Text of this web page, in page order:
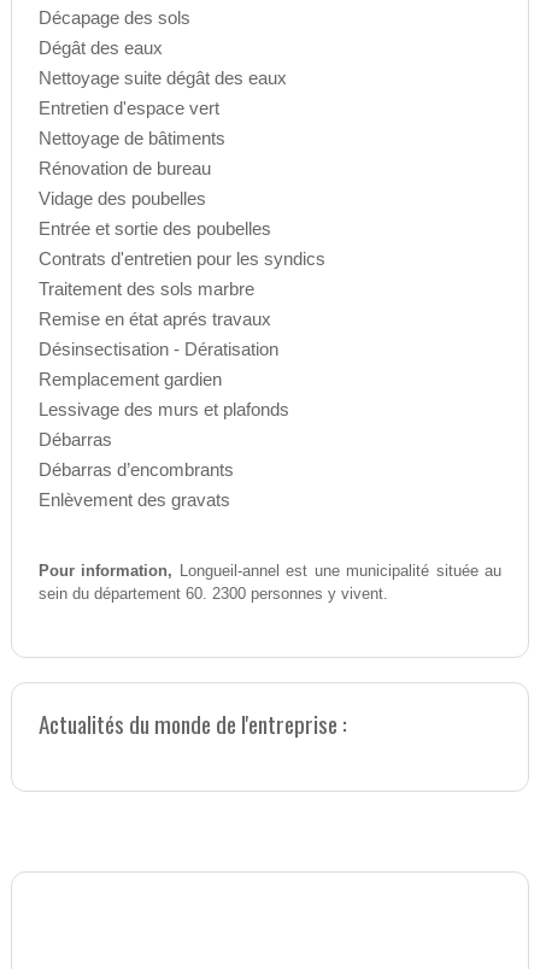
Décapage des sols
Dégât des eaux
Nettoyage suite dégât des eaux
Entretien d'espace vert
Nettoyage de bâtiments
Rénovation de bureau
Vidage des poubelles
Entrée et sortie des poubelles
Contrats d'entretien pour les syndics
Traitement des sols marbre
Remise en état aprés travaux
Désinsectisation - Dératisation
Remplacement gardien
Lessivage des murs et plafonds
Débarras
Débarras d’encombrants
Enlèvement des gravats
Pour information, Longueil-annel est une municipalité située au
sein du département 60. 2300 personnes y vivent.
Actualités du monde de l'entreprise :